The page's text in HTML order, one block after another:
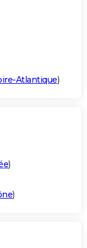
Atlantique)
)
)